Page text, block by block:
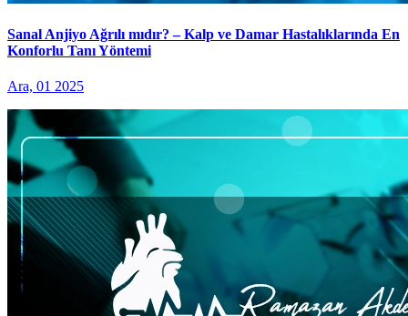
Sanal Anjiyo Ağrılı mıdır? – Kalp ve Damar Hastalıklarında En
Konforlu Tanı Yöntemi
Ara, 01 2025